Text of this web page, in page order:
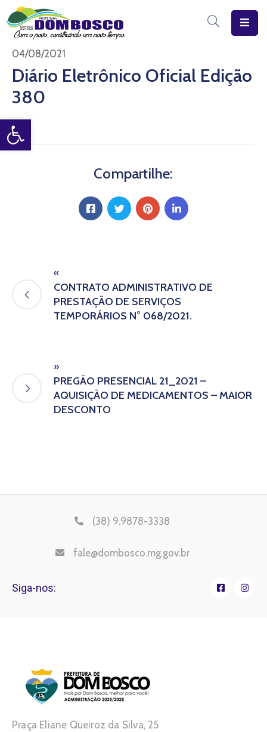
Open toolbar
Início
O
Município
Estrutura
Diário
04/08/2021
Diário Eletrônico Oficial Edição
380
Compartilhe:
«
CONTRATO ADMINISTRATIVO DE
PRESTAÇÃO DE SERVIÇOS
TEMPORÁRIOS N° 068/2021.
»
PREGÃO PRESENCIAL 21_2021 –
AQUISIÇÃO DE MEDICAMENTOS – MAIOR
DESCONTO
(38) 9.9878-3338
fale@dombosco.mg.gov.br
Siga-nos:
Praça Eliane Queiroz da Silva, 25